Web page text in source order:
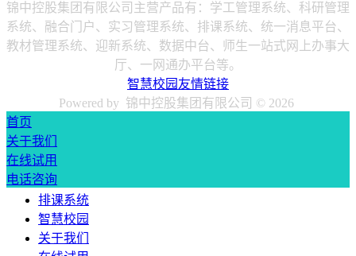
锦中控股集团有限公司主营产品有：学工管理系统、科研管理
系统、融合门户、实习管理系统、排课系统、统一消息平台、
教材管理系统、迎新系统、数据中台、师生一站式网上办事大
厅、一网通办平台等。
智慧校园友情链接
Powered by 锦中控股集团有限公司 © 2026
首页
关于我们
在线试用
电话咨询
排课系统
智慧校园
关于我们